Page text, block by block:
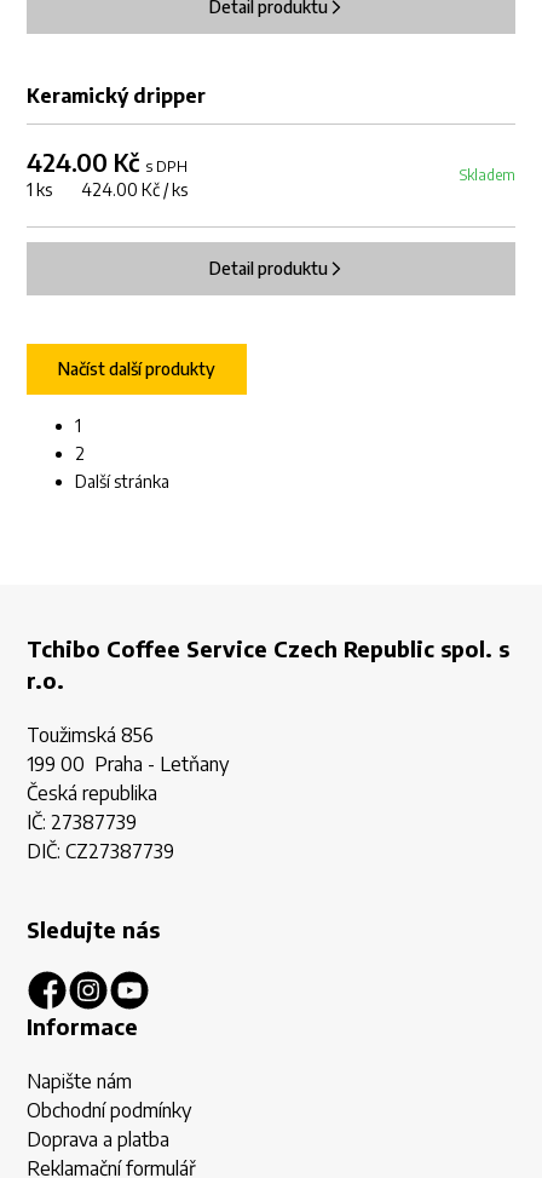
Detail produktu
DOPRODEJ
Keramický dripper
424.00 Kč s DPH
1 ks 424.00 Kč / ks
Skladem
Detail produktu
Načíst další produkty
1
2
Další stránka
Tchibo Coffee Service Czech Republic spol. s
r.o.
Toužimská 856
199 00 Praha - Letňany
Česká republika
IČ: 27387739
DIČ: CZ27387739
Sledujte nás
Informace
Napište nám
Obchodní podmínky
Doprava a platba
Reklamační formulář